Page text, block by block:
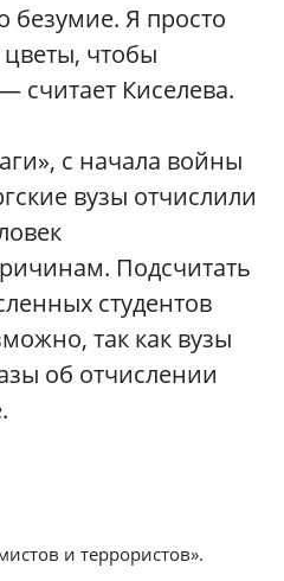
безумие. Я просто
чтобы
считает Киселева.
с начала войны
вузы отчислили
Подсчитать
студентов
так как вузы
об отчислении
и террористов».